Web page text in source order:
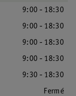
9:00 - 18:30
9:00 - 18:30
9:00 - 18:30
9:00 - 18:30
9:30 - 18:30
Fermé